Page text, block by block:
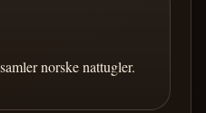
norske nattugler.